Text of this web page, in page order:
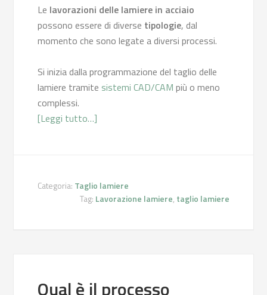
Le lavorazioni delle lamiere in acciaio
possono essere di diverse tipologie, dal
momento che sono legate a diversi processi.
Si inizia dalla programmazione del taglio delle
lamiere tramite sistemi CAD/CAM più o meno
complessi.
[Leggi tutto…]
Categoria: Taglio lamiere
Tag: Lavorazione lamiere, taglio lamiere
Qual è il processo